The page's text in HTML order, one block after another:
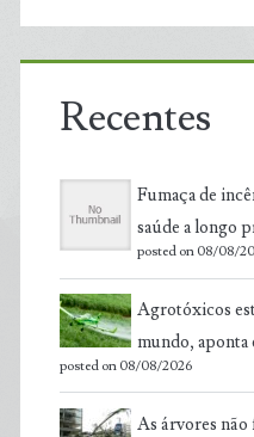
Recentes
Fumaça de
saúde a longo
posted on 08/08/
Agrotóxicos
mundo, aponta
posted on 08/08/2026
As árvores não